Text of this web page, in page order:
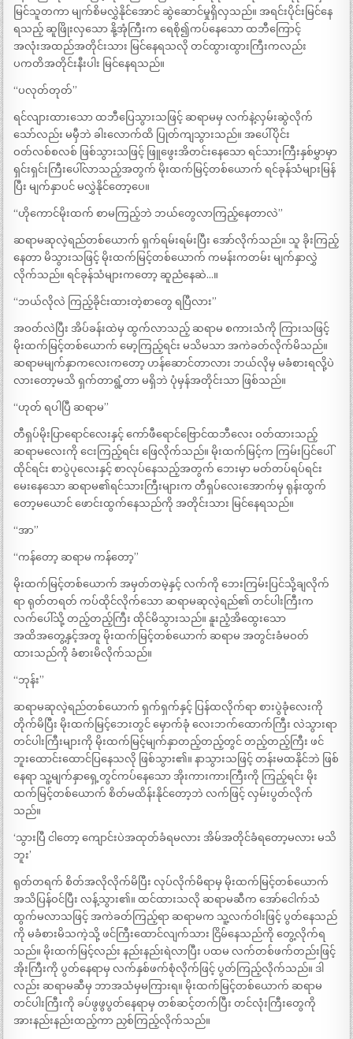
မြင်သူတကာ မျက်စိမလွှဲနိုင်အောင် ဆွဲဆောင်မှုရှိလှသည်။ အရင်းပိုင်းမြင်နေ
ရသည့် ဆူဖြိုးလှသော နို့အုံကြီးက ရေစို၍ကပ်နေသော ထဘီကြောင့်
အလုံးအထည်အတိုင်းသား မြင်နေရသလို တင်ထွားထွားကြီးကလည်း
ပကတိအတိုင်းနီးပါး မြင်နေရသည်။
“ပလုတ်တုတ်”
ရင်လျားထားသော ထဘီပြေသွားသဖြင့် ဆရာမမှ လက်နဲ့လှမ်းဆွဲလိုက်
သော်လည်း မမှီဘဲ ခါးလောက်ထိ ပြုတ်ကျသွားသည်။ အပေါ်ပိုင်း
ဝတ်လစ်စလစ် ဖြစ်သွားသဖြင့် ဖြူဖွေးအိတင်းနေသော ရင်သားကြီးနှစ်မွှာမှာ
ရှင်းရှင်းကြီးပေါ်လာသည့်အတွက် မိုးထက်မြင့်တစ်ယောက် ရင်ခုန်သံများမြန်
ပြီး မျက်နှာပင် မလွှဲနိုင်တော့ပေ။
“ဟိုကောင်မိုးထက် စာမကြည့်ဘဲ ဘယ်တွေလာကြည့်နေတာလဲ”
ဆရာမဆုလဲ့ရည်တစ်ယောက် ရှက်ရမ်းရမ်းပြီး အော်လိုက်သည်။ သူ ခိုးကြည့်
နေတာ မိသွားသဖြင့် မိုးထက်မြင့်တစ်ယောက် ကမန်းကတမ်း မျက်နှာလွှဲ
လိုက်သည်။ ရင်ခုန်သံများကတော့ ဆူညံနေဆဲ…။
“ဘယ်လိုလဲ ကြည့်ခိုင်းထားတဲ့စာတွေ ရပြီလား”
အဝတ်လဲပြီး အိပ်ခန်းထဲမှ ထွက်လာသည့် ဆရာမ စကားသံကို ကြားသဖြင့်
မိုးထက်မြင့်တစ်ယောက် မော့ကြည့်ရင်း မသိမသာ အကဲခတ်လိုက်မိသည်။
ဆရာမမျက်နှာကလေးကတော့ ဟန်ဆောင်တာလား ဘယ်လိုမှ မခံစားရလို့ပဲ
လားတော့မသိ ရှက်တာရွံ့တာ မရှိဘဲ ပုံမှန်အတိုင်းသာ ဖြစ်သည်။
“ဟုတ် ရပါပြီ ဆရာမ”
တီရှပ်မိုးပြာရောင်လေးနှင့် ကော်ဖီရောင်ဗြောင်ထဘီလေး ဝတ်ထားသည့်
ဆရာမလေးကို ငေးကြည့်ရင်း ဖြေလိုက်သည်။ မိုးထက်မြင့်က ကြမ်းပြင်ပေါ်
ထိုင်ရင်း စာပွဲပုလေးနှင့် စာလုပ်နေသည့်အတွက် ဘေးမှာ မတ်တပ်ရပ်ရင်း
မေးနေ​သော ဆရာမ၏ရင်သားကြီးများက တီရှပ်လေးအောက်မှ ရုန်းထွက်
တော့မယောင် ဖောင်းထွက်နေသည်ကို အတိုင်းသား မြင်နေရသည်။
“အာ”
“ကန်တော့ ဆရာမ ကန်တော့”
မိုးထက်မြင့်တစ်ယောက် အမှတ်တမဲ့နှင့် လက်ကို ဘေးကြမ်းပြင်သို့ချလိုက်
ရာ ရုတ်တရတ် ကပ်ထိုင်လိုက်သော ဆရာမဆုလဲ့ရည်၏ တင်ပါးကြီးက
လက်ပေါ်သို့ တည့်တည့်ကြီး ထိုင်မိသွားသည်။ နူးညံ့အိထွေးသော
အထိအတွေ့နှင့်အတူ မိုးထက်မြင့်တစ်ယောက် ဆရာမ အတွင်းခံမဝတ်
ထားသည်ကို ခံစားမိလိုက်သည်။
“ဘုန်း”
ဆရာမဆုလဲ့ရည်တစ်ယောက် ရှက်ရှက်နှင့် ပြန်ထလိုက်ရာ စားပွဲခုံလေးကို
တိုက်မိပြီး မိုးထက်မြင့်ဘေးတွင် မှောက်ခုံ လေးဘက်ထောက်ကြီး လဲသွားရာ
တင်ပါးကြီးများကို မိုးထက်မြင့်မျက်နှာတည့်တည့်တွင် တည့်တည့်ကြီး ဖင်
ဘူးထောင်းထောင်ပြနေသလို ဖြစ်သွား၏။ နာသွားသဖြင့် တန်းမထနိုင်ဘဲ ဖြစ်
နေရာ သူ့မျက်နှာရှေ့တွင်ကပ်နေသော အိုးကားကားကြီးကို ကြည့်ရင်း မိုး
ထက်မြင့်တစ်ယောက် စိတ်မထိန်းနိုင်တော့ဘဲ လက်ဖြင့် လှမ်းပွတ်လိုက်
သည်။
‘သွားပြီ ငါတော့ ကျောင်းပဲအထုတ်ခံရမလား အိမ်အတိုင်ခံရတော့မလား မသိ
ဘူး’
ရုတ်တရက် စိတ်အလိုလိုက်မိပြီး လုပ်လိုက်မိရာမှ မိုးထက်မြင့်တစ်ယောက်
အသိပြန်ဝင်ပြီး လန့်သွား၏။ ထင်ထားသလို ဆရာမဆီက အော်ငေါက်သံ
ထွက်မလာသဖြင့် အကဲခတ်ကြည့်ရာ ဆရာမက သူ့လက်ဝါးဖြင့် ပွတ်နေသည်
ကို မခံစားမိသကဲ့သို့ ဖင်ကြီးထောင်လျက်သား ငြိမ်နေသည်ကို တွေ့လိုက်ရ
သည်။ မိုးထက်မြင့်လည်း နည်းနည်းရဲလာပြီး ပထမ လက်တစ်ဖက်တည်းဖြင့်
အိုးကြီးကို ပွတ်နေရာမှ လက်နှစ်ဖက်စုံလိုက်ဖြင့် ပွတ်ကြည့်လိုက်သည်။ ဒါ
လည်း ဆရာမဆီမှ ဘာအသံမှမကြားရ။ မိုးထက်မြင့်တစ်​ယောက် ဆရာမ
တင်ပါးကြီးကို ခပ်ဖွဖွပွတ်နေရာမှ တစ်ဆင့်တက်ပြီး တင်လုံးကြီးတွေကို
အားနည်းနည်းထည့်ကာ ညှစ်ကြည့်လိုက်သည်။